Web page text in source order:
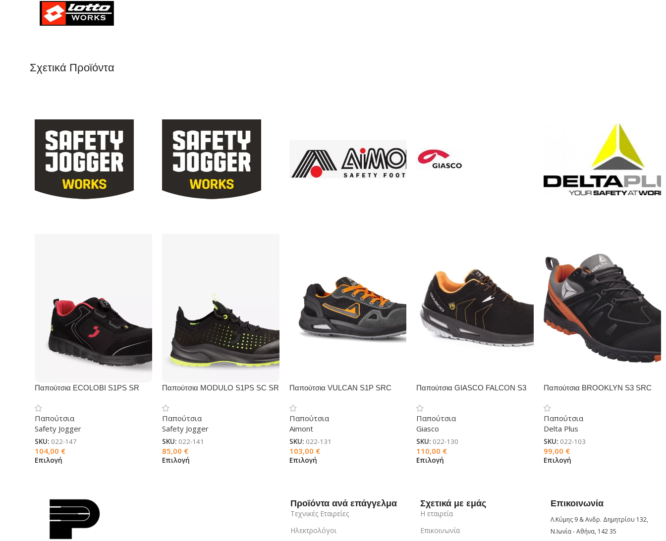
Σχετικά Προϊόντα
Παπούτσια ECOLOBI S1PS SR
Παπούτσια
Safety Jogger
SKU: 022-147
104,00 €
Επιλογή
Παπούτσια MODULO S1PS SC SR
Παπούτσια
Safety Jogger
SKU: 022-141
85,00 €
Επιλογή
Παπούτσια VULCAN S1P SRC
Παπούτσια
Aimont
SKU: 022-131
103,00 €
Επιλογή
Παπούτσια GIASCO FALCON S3
Παπούτσια
Giasco
SKU: 022-130
110,00 €
Επιλογή
Παπούτσια BROOKLYN S3 SRC
Παπούτσια
Delta Plus
SKU: 022-103
99,00 €
Επιλογή
Προϊόντα ανά επάγγελμα
Τεχνικές Εταιρείες
Ηλεκτρολόγοι
Σχετικά με εμάς
Η εταιρεία
Επικοινωνία
Επικοινωνία
Λ.Κύμης 9 & Ανδρ. Δημητρίου 132,
Ν.Ιωνία - Αθήνα, 142 35